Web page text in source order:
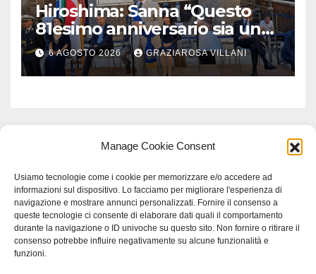
Manage Cookie Consent
Usiamo tecnologie come i cookie per memorizzare e/o accedere ad
informazioni sul dispositivo. Lo facciamo per migliorare l'esperienza di
navigazione e mostrare annunci personalizzati. Fornire il consenso a
queste tecnologie ci consente di elaborare dati quali il comportamento
durante la navigazione o ID univoche su questo sito. Non fornire o ritirare il
consenso potrebbe influire negativamente su alcune funzionalità e
funzioni.
Hiroshima: Sanna “Questo
81esimo anniversario sia un
monito per tutti”
6 AGOSTO 2026 GRAZIAROSA VILLANI